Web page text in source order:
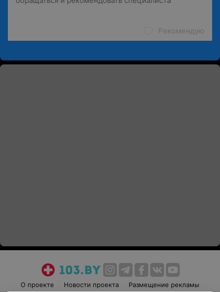
Рекомендую
О проекте Новости проекта
Размещение рекламы